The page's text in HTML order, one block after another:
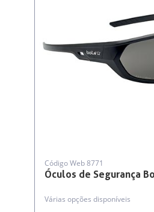
Óculos de Segurança
Código Web 8771
Várias opções disponíveis